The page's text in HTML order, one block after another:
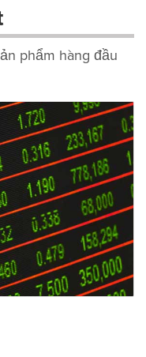
phẩm hàng đầu